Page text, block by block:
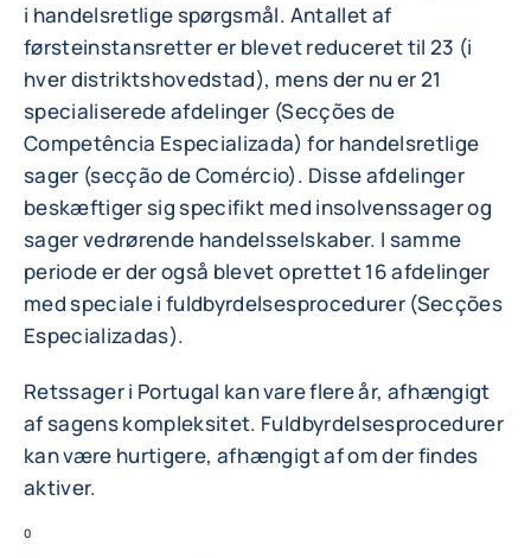
i handelsretlige spørgsmål. Antallet af
førsteinstansretter er blevet reduceret til 23 (i
hver distriktshovedstad), mens der nu er 21
specialiserede afdelinger (Secções de
Competência Especializada) for handelsretlige
sager (secção de Comércio). Disse afdelinger
beskæftiger sig specifikt med insolvenssager og
sager vedrørende handelsselskaber. I samme
periode er der også blevet oprettet 16 afdelinger
med speciale i fuldbyrdelsesprocedurer (Secções
Especializadas).
Retssager i Portugal kan vare flere år, afhængigt
af sagens kompleksitet. Fuldbyrdelsesprocedurer
kan være hurtigere, afhængigt af om der findes
aktiver.
0